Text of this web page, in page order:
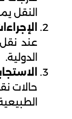
النقل
عند نقل
الدولية.
حالات